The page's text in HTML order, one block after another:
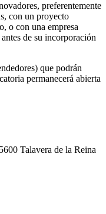
preferentemente
con un proyecto
o con una empresa
de su incorporación
que podrán
permanecerá abierta
Talavera de la Reina